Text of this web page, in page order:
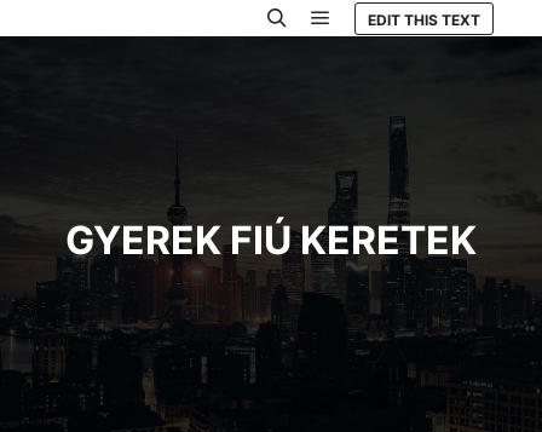
EDIT THIS TEXT
GYEREK FIÚ KERETEK